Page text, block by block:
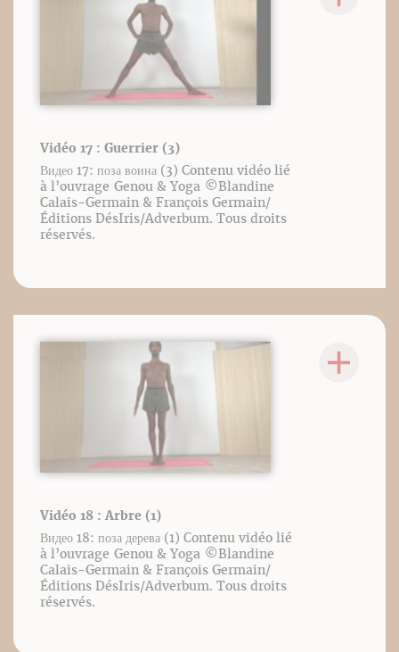
Vidéo 17 : Guerrier (3)
Видео 17: поза воина (3) Contenu vidéo lié
à l’ouvrage Genou & Yoga ©️Blandine
Calais-Germain & François Germain/
Éditions DésIris/Adverbum. Tous droits
réservés.
Vidéo 18 : Arbre (1)
Видео 18: поза дерева (1) Contenu vidéo lié
à l’ouvrage Genou & Yoga ©️Blandine
Calais-Germain & François Germain/
Éditions DésIris/Adverbum. Tous droits
réservés.